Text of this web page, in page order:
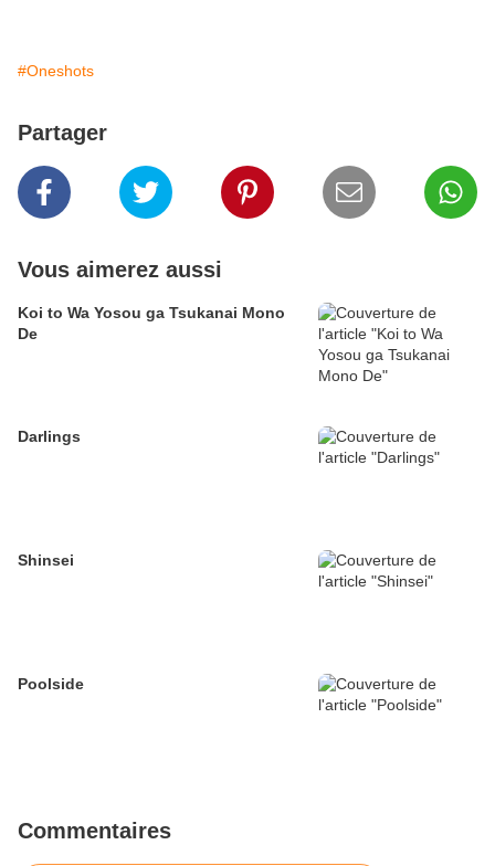
#Oneshots
Partager
Vous aimerez aussi
Koi to Wa Yosou ga Tsukanai Mono
De
Darlings
Shinsei
Poolside
Commentaires